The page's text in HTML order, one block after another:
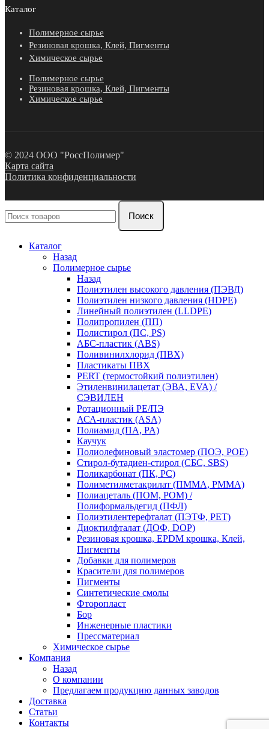
Каталог
Полимерное сырье
Резиновая крошка, Клей, Пигменты
Химическое сырье
Полимерное сырье
Резиновая крошка, Клей, Пигменты
Химическое сырье
© 2024 ООО "РоссПолимер"
Карта сайта
Политика конфиденциальности
Поиск
Каталог
Назад
Полимерное сырье
Назад
Полиэтилен высокого давления (ПЭВД)
Полиэтилен низкого давления (HDPE)
Линейный полиэтилен (LLDPE)
Полипропилен (ПП)
Полистирол (ПС, PS)
АБС-пластик (ABS)
Поливинилхлорид (ПВХ)
Пластикаты ПВХ
PERT (термостойкий полиэтилен)
Этиленвинилацетат (ЭВА, EVA) /
СЭВИЛЕН
Ротационный PE/ПЭ
АСА-пластик (ASA)
Полиамид (ПА, PA)
Каучук
Полиолефиновый эластомер (ПОЭ, POE)
Стирол-бутадиен-стирол (СБС, SBS)
Поликарбонат (ПК, PC)
Полиметилметакрилат (ПММА, PMMA)
Полиацеталь (ПОМ, POM) /
Полиформальдегид (ПФЛ)
Полиэтилентерефталат (ПЭТФ, PET)
Диоктилфталат (ДОФ, DOP)
Резиновая крошка, EPDM крошка, Клей,
Пигменты
Добавки для полимеров
Красители для полимеров
Пигменты
Синтетические смолы
Фторопласт
Бор
Инженерные пластики
Прессматериал
Химическое сырье
Компания
Назад
О компании
Предлагаем продукцию данных заводов
Доставка
Статьи
Контакты